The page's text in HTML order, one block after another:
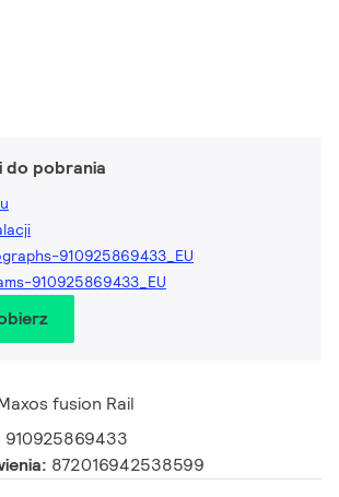
do pobrania
910925869433_EU
910925869433_EU
fusion Rail
910925869433
872016942538599